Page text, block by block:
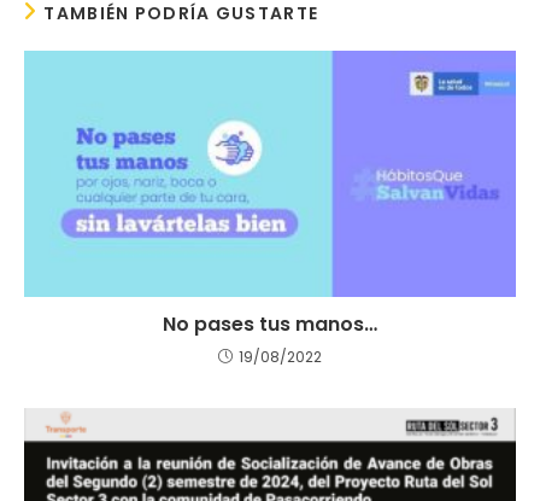
TAMBIÉN PODRÍA GUSTARTE
No pases tus manos…
19/08/2022